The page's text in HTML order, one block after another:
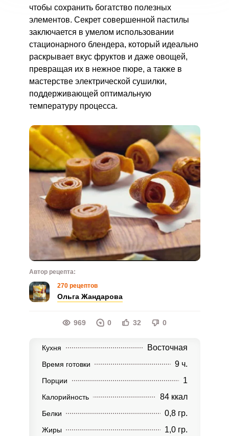
чтобы сохранить богатство полезных
элементов. Секрет совершенной пастилы
заключается в умелом использовании
стационарного блендера, который идеально
раскрывает вкус фруктов и даже овощей,
превращая их в нежное пюре, а также в
мастерстве электрической сушилки,
поддерживающей оптимальную
температуру процесса.
Автор рецепта:
270 рецептов
Ольга Жандарова
969 0 32 0
Кухня Восточная
Время готовки 9 ч.
Порции 1
Калорийность 84 ккал
Белки 0,8 гр.
Жиры 1,0 гр.